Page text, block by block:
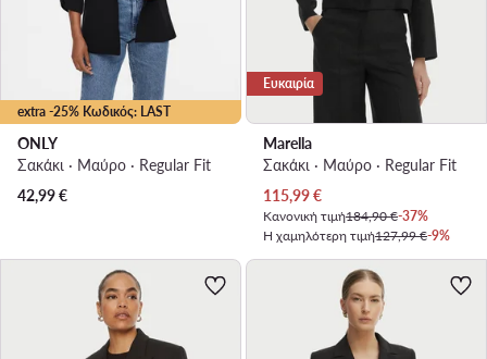
extra -25% Κωδικός: LAST
ONLY
Σακάκι · Μαύρο · Regular Fit
42,99€
Ευκαιρία
Marella
Σακάκι · Μαύρο · Regular Fit
Τρέχουσα τιμή
115,99€
Κανονική τιμή184,90 €-37%
Η χαμηλότερη τιμή127,99 €-9%